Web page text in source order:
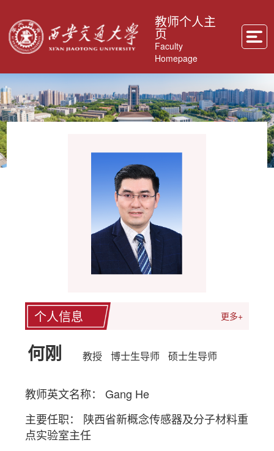
教师个人主
页
Faculty
Homepage
个人信息 更多+
何刚 教授 博士生导师 硕士生导师
教师英文名称： Gang He
主要任职： 陕西省新概念传感器及分子材料重
点实验室主任